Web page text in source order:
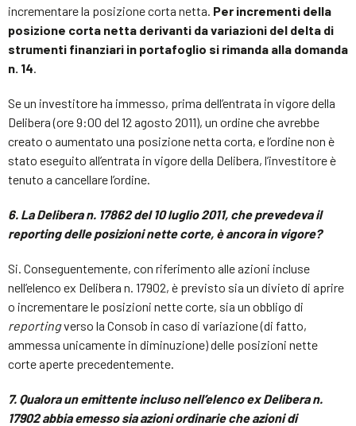
incrementare la posizione corta netta. Per incrementi della
posizione corta netta derivanti da variazioni del delta di
strumenti finanziari in portafoglio si rimanda alla domanda
n. 14.
Se un investitore ha immesso, prima dell’entrata in vigore della
Delibera (ore 9:00 del 12 agosto 2011), un ordine che avrebbe
creato o aumentato una posizione netta corta, e l’ordine non è
stato eseguito all’entrata in vigore della Delibera, l’investitore è
tenuto a cancellare l’ordine.
6. La Delibera n. 17862 del 10 luglio 2011, che prevedeva il
reporting delle posizioni nette corte, è ancora in vigore?
Si. Conseguentemente, con riferimento alle azioni incluse
nell’elenco ex Delibera n. 17902, è previsto sia un divieto di aprire
o incrementare le posizioni nette corte, sia un obbligo di
reportingverso la Consob in caso di variazione (di fatto,
ammessa unicamente in diminuzione) delle posizioni nette
corte aperte precedentemente.
7. Qualora un emittente incluso nell’elenco ex Delibera n.
17902 abbia emesso sia azioni ordinarie che azioni di